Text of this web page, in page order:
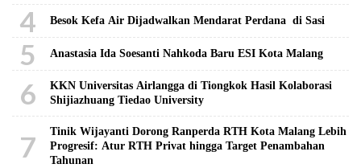
4 Besok Kefa Air Dijadwalkan Mendarat Perdana di Sasi
5 Anastasia Ida Soesanti Nahkoda Baru ESI Kota Malang
6
KKN Universitas Airlangga di Tiongkok Hasil Kolaborasi ​
Shijiazhuang Tiedao University
7
Tinik Wijayanti Dorong Ranperda RTH Kota Malang Lebih
Progresif: Atur RTH Privat hingga Target Penambahan
Tahunan